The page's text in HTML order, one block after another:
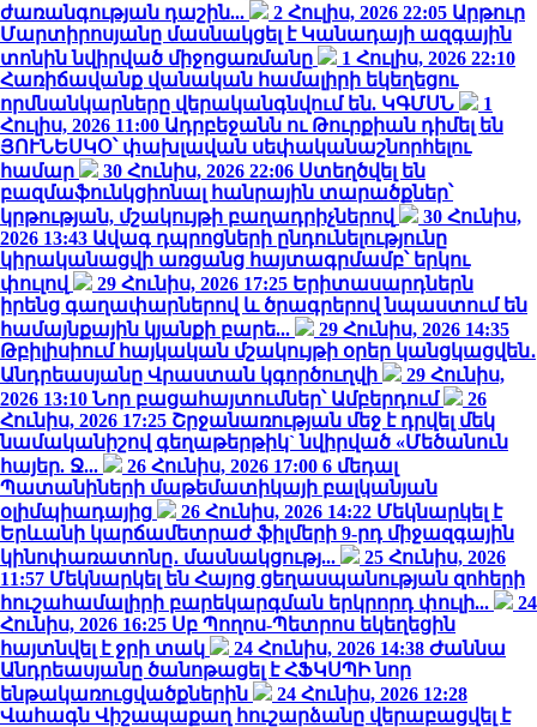
ժառանգության դաշին...
2 Հուլիս, 2026 22:05 Արթուր
Մարտիրոսյանը մասնակցել է Կանադայի ազգային
տոնին նվիրված միջոցառմանը
1 Հուլիս, 2026 22:10
Հառիճավանք վանական համալիրի եկեղեցու
որմնանկարները վերականգնվում են. ԿԳՄՍՆ
1
Հուլիս, 2026 11:00 Ադրբեջանն ու Թուրքիան դիմել են
ՅՈՒՆԵՍԿՕ՝ փախլավան սեփականաշնորհելու
համար
30 Հունիս, 2026 22:06 Ստեղծվել են
բազմաֆունկցիոնալ հանրային տարածքներ՝
կրթության, մշակույթի բաղադրիչներով
30 Հունիս,
2026 13:43 Ավագ դպրոցների ընդունելությունը
կիրականացվի առցանց հայտագրմամբ՝ երկու
փուլով
29 Հունիս, 2026 17:25 Երիտասարդներն
իրենց գաղափարներով և ծրագրերով նպաստում են
համայնքային կյանքի բարե...
29 Հունիս, 2026 14:35
Թբիլիսիում հայկական մշակույթի օրեր կանցկացվեն․
Անդրեասյանը Վրաստան կգործուղվի
29 Հունիս,
2026 13:10 Նոր բացահայտումներ՝ Ամբերդում
26
Հունիս, 2026 17:25 Շրջանառության մեջ է դրվել մեկ
նամականիշով գեղաթերթիկ` նվիրված «Մեծանուն
հայեր. Ջ...
26 Հունիս, 2026 17:00 6 մեդալ
Պատանիների մաթեմատիկայի բալկանյան
օլիմպիադայից
26 Հունիս, 2026 14:22 Մեկնարկել է
Երևանի կարճամետրաժ ֆիլմերի 9-րդ միջազգային
կինոփառատոնը․ մասնակցությ...
25 Հունիս, 2026
11:57 Մեկնարկել են Հայոց ցեղասպանության զոհերի
հուշահամալիրի բարեկարգման երկրորդ փուլի...
24
Հունիս, 2026 16:25 Սբ Պողոս-Պետրոս եկեղեցին
հայտնվել է ջրի տակ
24 Հունիս, 2026 14:38 Ժաննա
Անդրեասյանը ծանոթացել է ՀՖԿՍՊԻ նոր
ենթակառուցվածքներին
24 Հունիս, 2026 12:28
Վահագն Վիշապաքաղ հուշարձանը վերաբացվել է